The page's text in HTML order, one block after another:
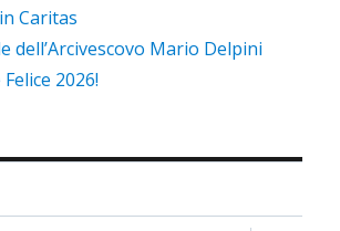
Caritas
dell’Arcivescovo Mario Delpini
2026!